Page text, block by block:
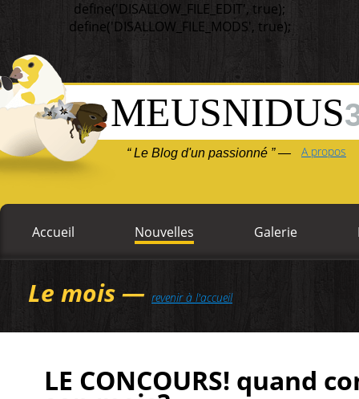
define('DISALLOW_FILE_EDIT', true);
define('DISALLOW_FILE_MODS', true);
MEUSNIDUS
“ Le Blog d'un passionné ” — A propos
Accueil Nouvelles Galerie
Le mois — revenir à l'accueil
LE CONCOURS! quand